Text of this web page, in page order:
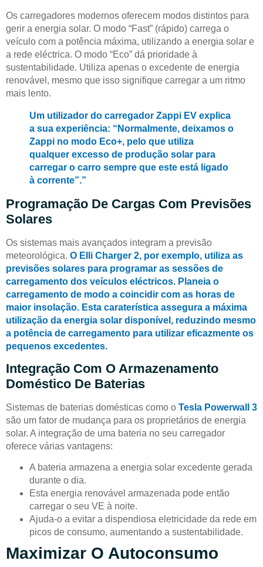
Os carregadores modernos oferecem modos distintos para
gerir a energia solar. O modo “Fast” (rápido) carrega o
veículo com a potência máxima, utilizando a energia solar e
a rede eléctrica. O modo “Eco” dá prioridade à
sustentabilidade. Utiliza apenas o excedente de energia
renovável, mesmo que isso signifique carregar a um ritmo
mais lento.
Um utilizador do carregador Zappi EV explica
a sua experiência: “Normalmente, deixamos o
Zappi no modo Eco+, pelo que utiliza
qualquer excesso de produção solar para
carregar o carro sempre que este está ligado
à corrente”.”
Programação De Cargas Com Previsões
Solares
Os sistemas mais avançados integram a previsão
meteorológica. O Elli Charger 2, por exemplo, utiliza as
previsões solares para programar as sessões de
carregamento dos veículos eléctricos. Planeia o
carregamento de modo a coincidir com as horas de
maior insolação. Esta caraterística assegura a máxima
utilização da energia solar disponível, reduzindo mesmo
a potência de carregamento para utilizar eficazmente os
pequenos excedentes.
Integração Com O Armazenamento
Doméstico De Baterias
Sistemas de baterias domésticas como o Tesla Powerwall 3
são um fator de mudança para os proprietários de energia
solar. A integração de uma bateria no seu carregador
oferece várias vantagens:
A bateria armazena a energia solar excedente gerada
durante o dia.
Esta energia renovável armazenada pode então
carregar o seu VE à noite.
Ajuda-o a evitar a dispendiosa eletricidade da rede em
picos de consumo, aumentando a sustentabilidade.
Maximizar O Autoconsumo